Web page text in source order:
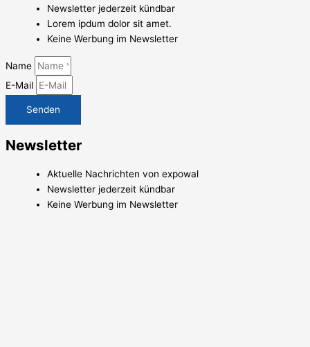
Newsletter jederzeit kündbar
Lorem ipdum dolor sit amet.
Keine Werbung im Newsletter
Name
E-Mail
Senden
Newsletter
Aktuelle Nachrichten von expowal
Newsletter jederzeit kündbar
Keine Werbung im Newsletter